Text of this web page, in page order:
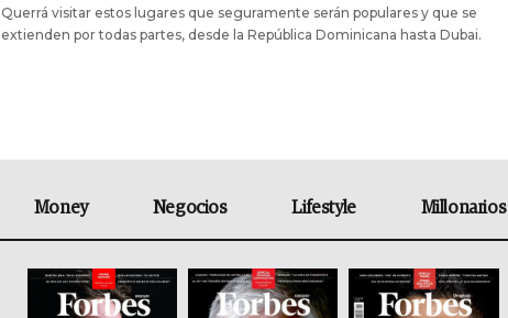
Querrá visitar estos lugares que seguramente serán populares y que se
extienden por todas partes, desde la República Dominicana hasta Dubai.
Money Negocios Lifestyle Millonarios